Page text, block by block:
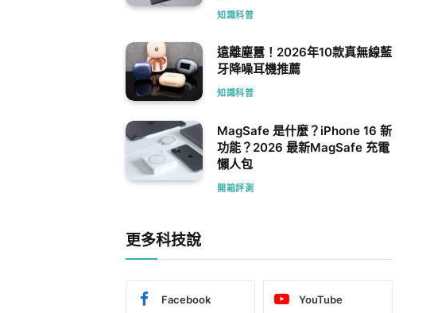
知識科普
遠離塵囂！2026年10款真無線藍
牙降噪耳機推薦
知識科普
MagSafe 是什麼？iPhone 16 新
功能？2026 最新MagSafe 充電
懶人包
開箱評測
更多科技說
Facebook YouTube